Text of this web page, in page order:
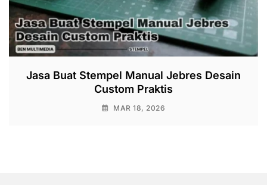
Jasa Buat Stempel Manual Jebres Desain
Custom Praktis
MAR 18, 2026